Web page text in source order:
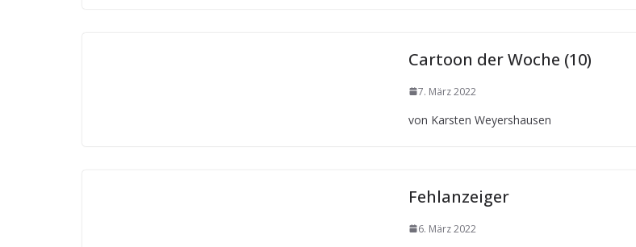
Cartoon der Woche (10)
7. März 2022
von Karsten Weyershausen
Fehlanzeiger
6. März 2022